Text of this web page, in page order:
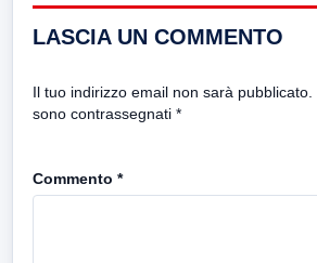
LASCIA UN COMMENTO
Il tuo indirizzo email non sarà pubblicato.
sono contrassegnati *
Commento *